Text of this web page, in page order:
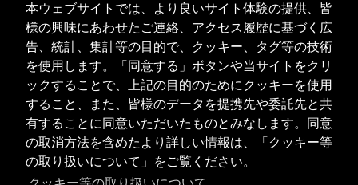
本ウェブサイトでは、より良いサイト体験の提供、皆
様の興味にあわせたご連絡、アクセス履歴に基づく広
告、統計、集計等の目的で、クッキー、タグ等の技術
を使用します。「同意する」ボタンや当サイトをクリ
ックすることで、上記の目的のためにクッキーを使用
すること、また、皆様のデータを提携先や委託先と共
有することに同意いただいたものとみなします。同意
の取消方法を含めたより詳しい情報は、「クッキー等
の取り扱いについて」をご覧ください。
お問い合わせ
ISOへの取り組み
個人情報の取り扱い
クッキーポリシー
JPN ENG